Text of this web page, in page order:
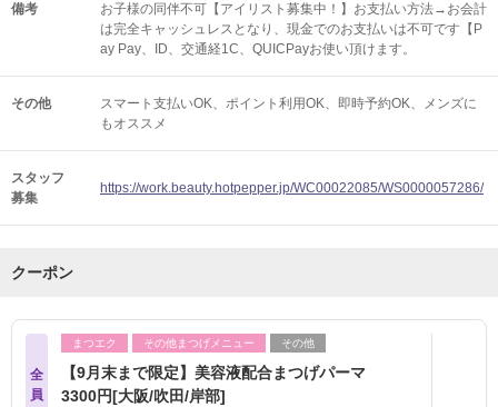
備考
お子様の同伴不可【アイリスト募集中！】お支払い方法→お会計
は完全キャッシュレスとなり、現金でのお支払いは不可です【P
ay Pay、ID、交通経1C、QUICPayお使い頂けます。
その他 スマート支払いOK ポイント利用OK 即時予約OK
メンズに
もオススメ
スタッフ
募集
https://work.beauty.hotpepper.jp/WC00022085/WS0000057286/
クーポン
全
員
まつエク その他まつげメニュー その他
【9月末まで限定】美容液配合まつげパーマ
3300円[大阪/吹田/岸部]